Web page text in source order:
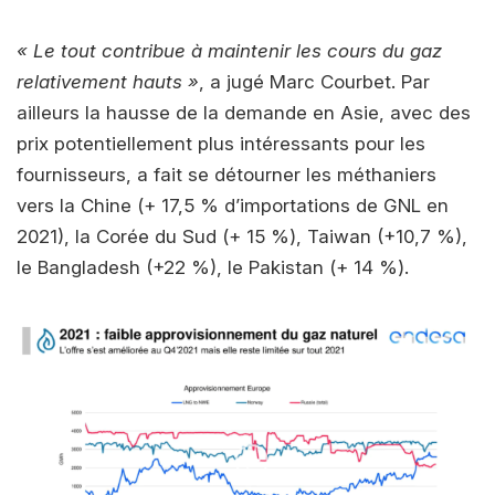
« Le tout contribue à maintenir les cours du gaz
relativement hauts » , a jugé Marc Courbet. Par
ailleurs la hausse de la demande en Asie, avec des
prix potentiellement plus intéressants pour les
fournisseurs, a fait se détourner les méthaniers
vers la Chine (+ 17,5 % d’importations de GNL en
2021), la Corée du Sud (+ 15 %), Taiwan (+10,7 %),
le Bangladesh (+22 %), le Pakistan (+ 14 %).